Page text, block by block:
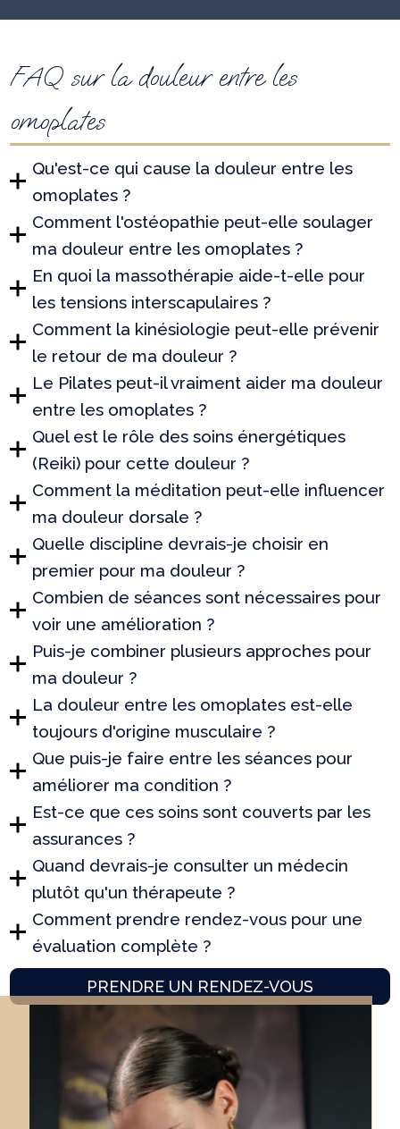
FAQ sur la douleur entre les
omoplates
Qu'est-ce qui cause la douleur entre les
omoplates ?
Comment l'ostéopathie peut-elle soulager
ma douleur entre les omoplates ?
En quoi la massothérapie aide-t-elle pour
les tensions interscapulaires ?
Comment la kinésiologie peut-elle prévenir
le retour de ma douleur ?
Le Pilates peut-il vraiment aider ma douleur
entre les omoplates ?
Quel est le rôle des soins énergétiques
(Reiki) pour cette douleur ?
Comment la méditation peut-elle influencer
ma douleur dorsale ?
Quelle discipline devrais-je choisir en
premier pour ma douleur ?
Combien de séances sont nécessaires pour
voir une amélioration ?
Puis-je combiner plusieurs approches pour
ma douleur ?
La douleur entre les omoplates est-elle
toujours d'origine musculaire ?
Que puis-je faire entre les séances pour
améliorer ma condition ?
Est-ce que ces soins sont couverts par les
assurances ?
Quand devrais-je consulter un médecin
plutôt qu'un thérapeute ?
Comment prendre rendez-vous pour une
évaluation complète ?
PRENDRE UN RENDEZ-VOUS